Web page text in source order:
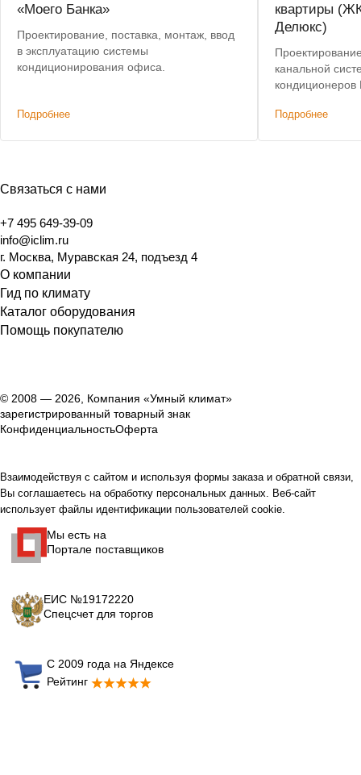
«Моего Банка»
Проектирование, поставка, монтаж, ввод
в эксплуатацию системы
кондиционирования офиса.
Подробнее
квартиры
Делюкс)
канальной
кондиционеров
Подробнее
Связаться с нами
+7 495 649-39-09
info@iclim.ru
г. Москва, Муравская 24, подъезд 4
О компании
Гид по климату
Каталог оборудования
Помощь покупателю
© 2008 — 2026, Компания «Умный климат»
зарегистрированный товарный знак
КонфиденциальностьОферта
Взаимодействуя с сайтом и используя формы заказа и обратной связи,
Вы соглашаетесь на обработку персональных данных. Веб-сайт
использует файлы идентификации пользователей cookie.
Мы есть на
Портале поставщиков
ЕИС №19172220
Спецсчет для торгов
С 2009 года на Яндексе
Рейтинг